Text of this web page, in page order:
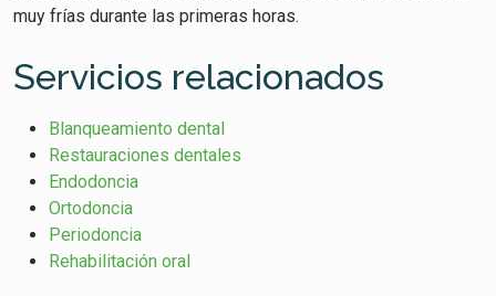
muy frías durante las primeras horas.
Servicios relacionados
Blanqueamiento dental
Restauraciones dentales
Endodoncia
Ortodoncia
Periodoncia
Rehabilitación oral